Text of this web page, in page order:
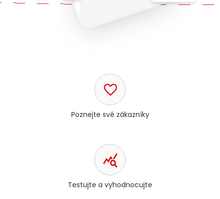
Poznejte své zákazníky
Testujte a vyhodnocujte